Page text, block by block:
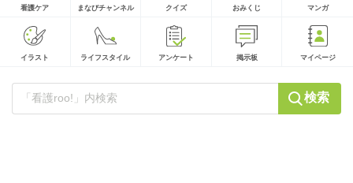
看護ケア まなびチャンネル クイズ おみくじ マンガ
イラスト ライフスタイル アンケート 掲示板 マイページ
検索